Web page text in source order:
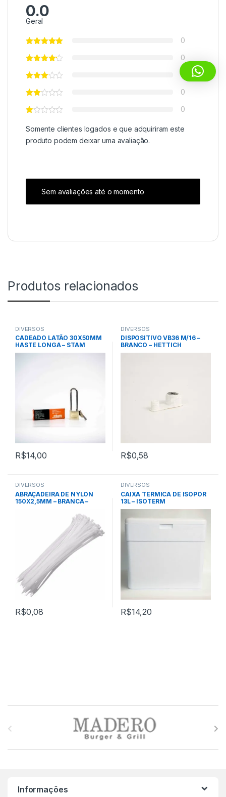
0.0
Geral
0
0
0
0
0
Somente clientes logados e que adquiriram este
produto podem deixar uma avaliação.
Sem avaliações até o momento
Produtos relacionados
DIVERSOS
CADEADO LATÃO 30X50MM
HASTE LONGA – STAM
R$14,00
DIVERSOS
DISPOSITIVO VB36 M/16 –
BRANCO – HETTICH
R$0,58
DIVERSOS
ABRAÇADEIRA DE NYLON
150X2,5MM – BRANCA –
R$0,08
DIVERSOS
CAIXA TERMICA DE ISOPOR
13L – ISOTERM
R$14,20
Informações